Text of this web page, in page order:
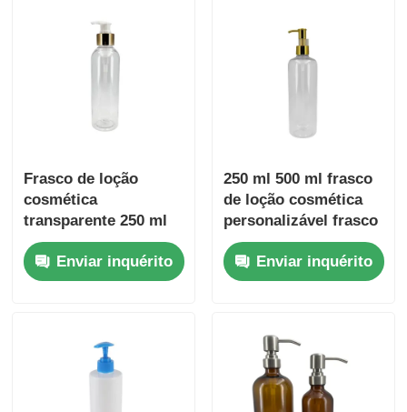
Frasco de loção
cosmética
transparente 250 ml
500 ml recipientes de
embalagem
cosmética
Enviar inquérito
250 ml 500 ml frasco
de loção cosmética
personalizável frasco
de loção transparente
com cabeças de
bomba de ouro
Enviar inquérito